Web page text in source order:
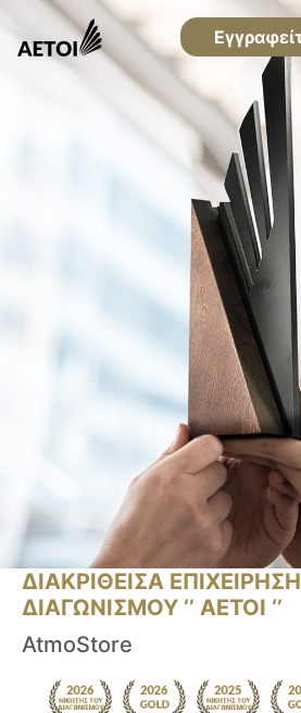
ΔΙΑΚΡΙΘΕΙΣΑ
ΔΙΑΓΩΝΙΣΜΟΥ ‘’ ΑΕΤΟΙ ‘’
AtmoStore